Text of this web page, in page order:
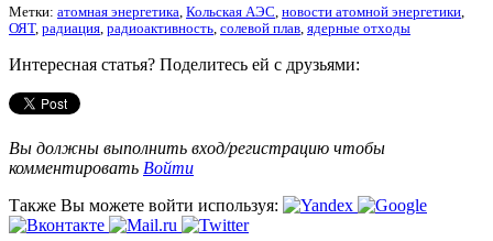
Метки: атомная энергетика, Кольская АЭС, новости атомной энергетики,
ОЯТ, радиация, радиоактивность, солевой плав, ядерные отходы
Интересная статья? Поделитесь ей с друзьями:
Вы должны выполнить вход/регистрацию чтобы
комментировать Войти
Также Вы можете войти используя: